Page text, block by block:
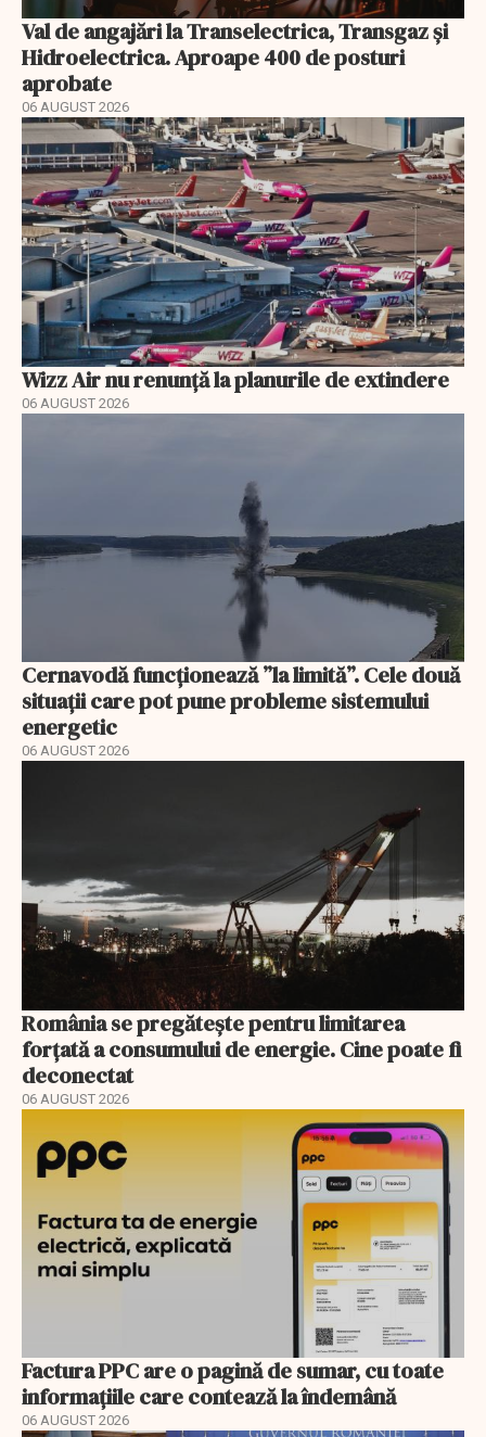
Val de angajări la Transelectrica, Transgaz și
Hidroelectrica. Aproape 400 de posturi
aprobate
06 AUGUST 2026
Wizz Air nu renunță la planurile de extindere
06 AUGUST 2026
Cernavodă funcționează ”la limită”. Cele două
situații care pot pune probleme sistemului
energetic
06 AUGUST 2026
România se pregătește pentru limitarea
forțată a consumului de energie. Cine poate fi
deconectat
06 AUGUST 2026
Factura PPC are o pagină de sumar, cu toate
informațiile care contează la îndemână
06 AUGUST 2026